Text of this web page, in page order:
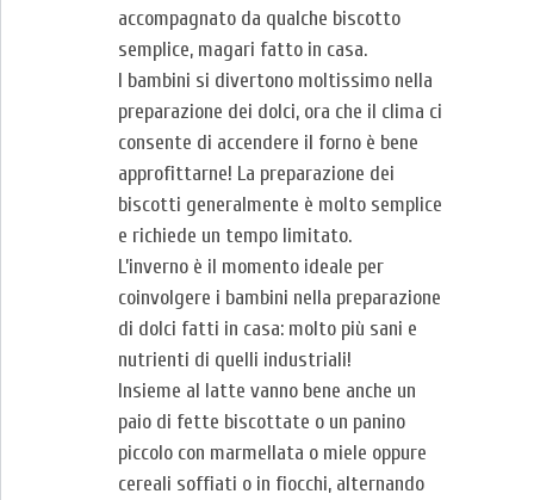
accompagnato da qualche biscotto
semplice, magari fatto in casa.
I bambini si divertono moltissimo nella
preparazione dei dolci, ora che il clima ci
consente di accendere il forno è bene
approfittarne! La preparazione dei
biscotti generalmente è molto semplice
e richiede un tempo limitato.
L’inverno è il momento ideale per
coinvolgere i bambini nella preparazione
di dolci fatti in casa: molto più sani e
nutrienti di quelli industriali!
Insieme al latte vanno bene anche un
paio di fette biscottate o un panino
piccolo con marmellata o miele oppure
cereali soffiati o in fiocchi, alternando